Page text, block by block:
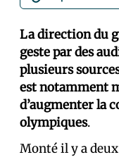
La direction du
geste par des
plusieurs
est notamment
d’augmenter la
olympiques.
Monté il y a